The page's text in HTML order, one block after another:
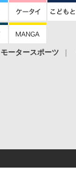
モータースポーツ